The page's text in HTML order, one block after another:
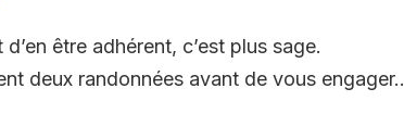
être adhérent, c’est plus sage.
deux randonnées avant de vous engager..